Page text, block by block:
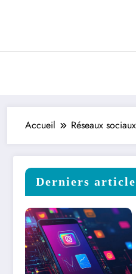
Accueil Réseaux sociaux
Derniers